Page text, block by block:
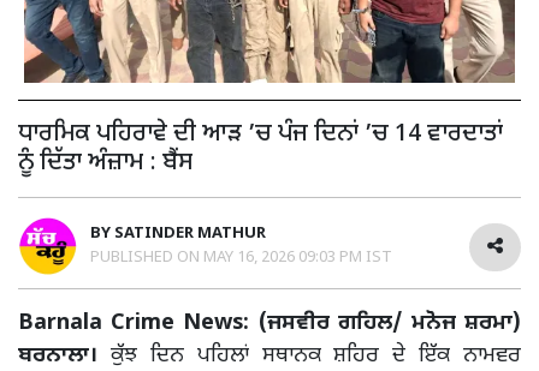
ਧਾਰਮਿਕ ਪਹਿਰਾਵੇ ਦੀ ਆੜ ’ਚ ਪੰਜ ਦਿਨਾਂ ’ਚ 14 ਵਾਰਦਾਤਾਂ
ਨੂੰ ਦਿੱਤਾ ਅੰਜ਼ਾਮ : ਬੈਂਸ
BY SATINDER MATHUR
PUBLISHED ON MAY 16, 2026 09:03 PM IST
Barnala Crime News: (ਜਸਵੀਰ ਗਹਿਲ/ ਮਨੋਜ ਸ਼ਰਮਾ)
ਬਰਨਾਲਾ। ਕੁੱਝ ਦਿਨ ਪਹਿਲਾਂ ਸਥਾਨਕ ਸ਼ਹਿਰ ਦੇ ਇੱਕ ਨਾਮਵਰ